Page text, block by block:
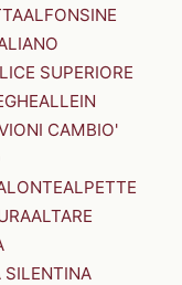
ALFONSINE
SUPERIORE
ALLEIN
CAMBIO'
ALPETTE
ALTARE
SILENTINA